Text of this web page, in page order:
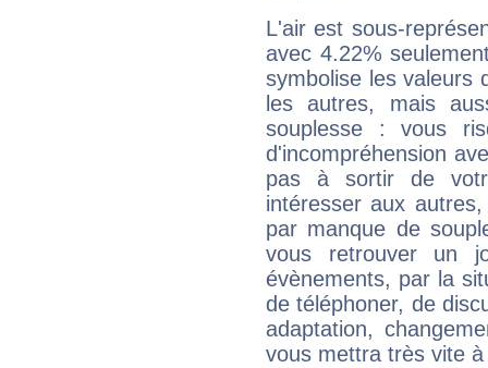
L'air est sous-
avec 4.22%
symbolise les valeurs
les autres, mais
souplesse : vous
d'incompréhension
pas à sortir de
intéresser aux
par manque de
vous retrouver un
évènements, par la
de téléphoner, de
adaptation,
vous mettra très vite